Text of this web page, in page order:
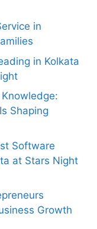
in
in Kolkata
Shaping
Software
at Stars Night
Growth